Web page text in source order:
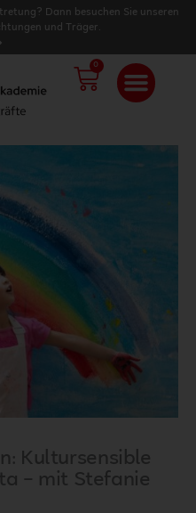
Dann besuchen Sie unseren
und Träger.
0
Kultursensible
– mit Stefanie